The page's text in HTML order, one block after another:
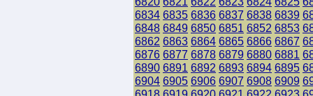
6834 6835 6836 6837 6838 6839
6848 6849 6850 6851 6852 6853
6862 6863 6864 6865 6866 6867
6876 6877 6878 6879 6880 6881
6890 6891 6892 6893 6894 6895
6904 6905 6906 6907 6908 6909